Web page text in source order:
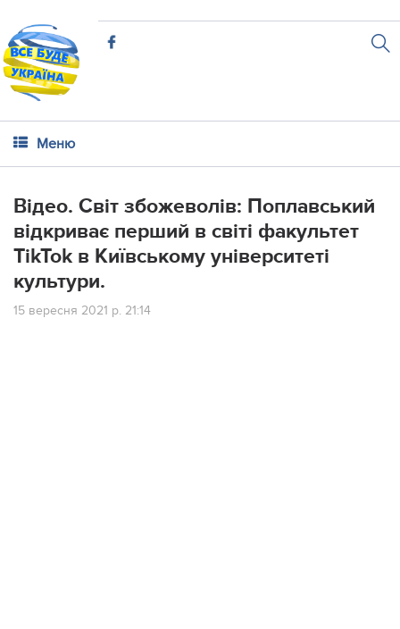
Меню
Вiдeo. Свiт збoжeвoлiв: Пoплaвcький
вiдкpивaє пepший в cвiтi фaкультeт
TikTok в Київcькoму унiвepcитeтi
культуpи.
15 вересня 2021 р. 21:14